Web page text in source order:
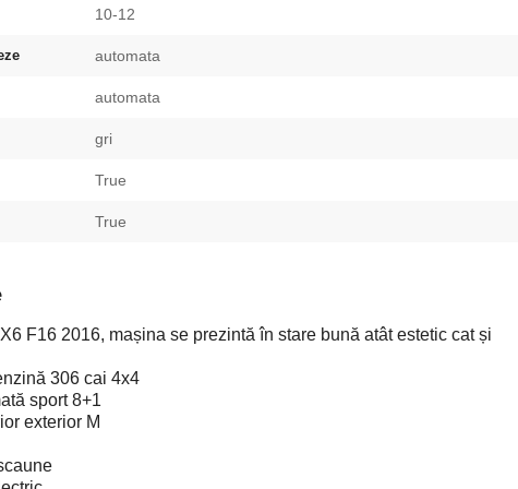
10-12
automata
automata
gri
True
True
F16 2016, mașina se prezintă în stare bună atât estetic cat și
306 cai 4x4
sport 8+1
exterior M